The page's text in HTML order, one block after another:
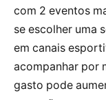
com 2 eventos
se escolher uma
em canais
acompanhar por
gasto pode